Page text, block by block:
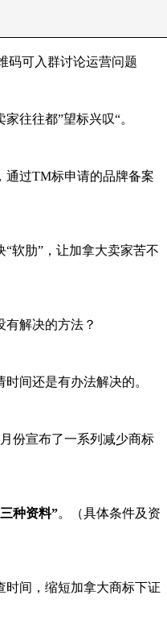
码可入群讨论运营问题
往往都”望标兴叹“。
通过TM标申请的品牌备案
软肋”，让加拿大卖家苦不
有解决的方法？
间还是有办法解决的。
份宣布了一系列减少商标
种资料”。（具体条件及资
时间，缩短加拿大商标下证